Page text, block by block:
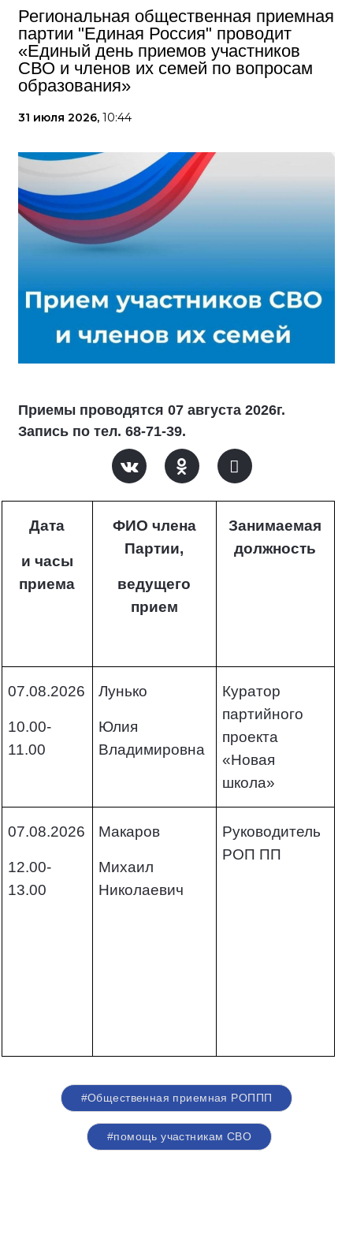
Региональная общественная приемная
партии "Единая Россия" проводит
«Единый день приемов участников
СВО и членов их семей по вопросам
образования»
31 июля 2026, 10:44
Приемы проводятся 07 августа 2026г.
Запись по тел. 68-71-39.
Дата
и часы
приема
ФИО члена
Партии,
ведущего
прием
Занимаемая
должность
07.08.2026
10.00-
11.00
Лунько
Юлия
Владимировна
Куратор
партийного
проекта
«Новая
школа»
07.08.2026
12.00-
13.00
Макаров
Михаил
Николаевич
Руководитель
РОП ПП
#Общественная приемная РОППП
#помощь участникам СВО